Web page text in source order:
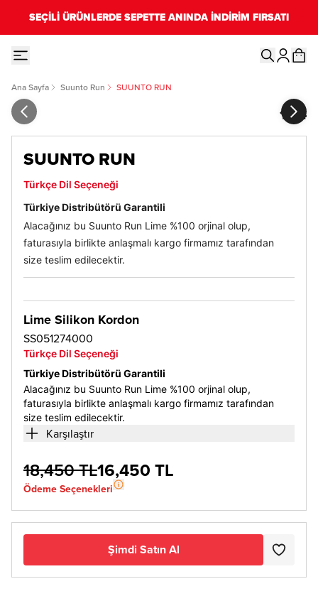
SEÇİLİ ÜRÜNLERDE SEPETTE ANINDA İNDİRİM FIRSATI
Ana Sayfa Suunto Run SUUNTO RUN
1 / 4
SUUNTO RUN
Türkçe Dil Seçeneği
Türkiye Distribütörü Garantili
Alacağınız bu Suunto Run Lime %100 orjinal olup,
faturasıyla birlikte anlaşmalı kargo firmamız tarafından
size teslim edilecektir.
Lime Silikon Kordon
SS051274000
Türkçe Dil Seçeneği
Türkiye Distribütörü Garantili
Alacağınız bu Suunto Run Lime %100 orjinal olup,
faturasıyla birlikte anlaşmalı kargo firmamız tarafından
size teslim edilecektir.
Karşılaştır
18,450 TL16,450 TL
Ödeme Seçenekleri
Şimdi Satın Al